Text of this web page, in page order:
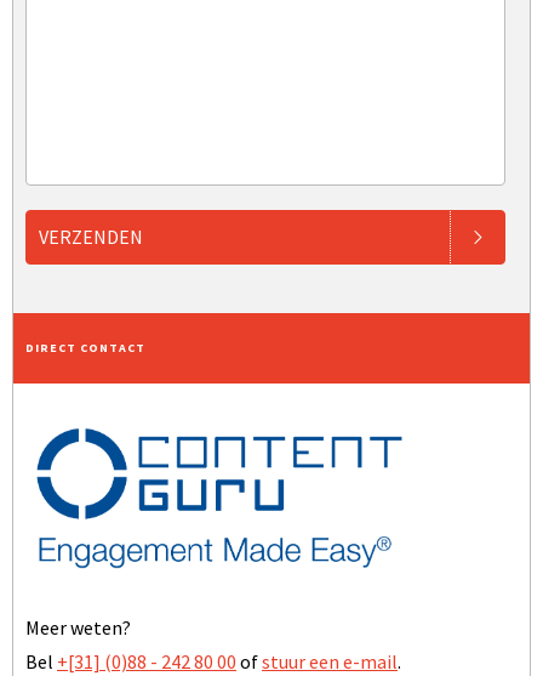
VERZENDEN
DIRECT CONTACT
Meer weten?
Bel +[31] (0)88 - 242 80 00 ofstuur een e-mail.